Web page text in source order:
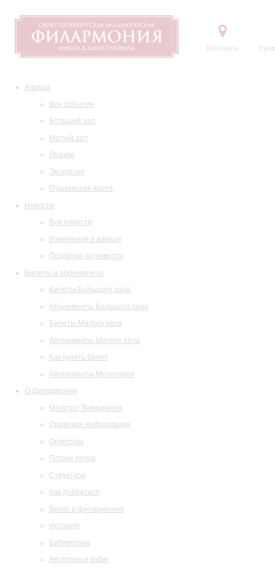
Контакты
Афиша
Все события
Большой зал
Малый зал
Лекции
Экскурсии
Пушкинская карта
Новости
Все новости
Изменения в афише
Подписка на новости
Билеты и абонементы
Билеты Большого зала
Абонементы Большого зала
Билеты Малого зала
Абонементы Малого зала
Как купить билет
Абонементы Музитория
О филармонии
Маэстро Темирканов
Правовая информация
Оркестры
Планы залов
Структура
Как добраться
Визит в филармонию
История
Библиотека
Ресторан и кафе